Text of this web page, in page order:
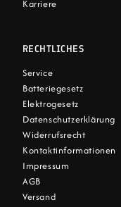
Karriere
RECHTLICHES
Service
Batteriegesetz
Elektrogesetz
Datenschutzerklärung
Widerrufsrecht
Kontaktinformationen
Impressum
AGB
Versand